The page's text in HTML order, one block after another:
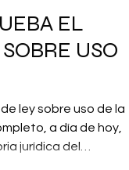
EL
USO
ley sobre uso de la
a día de hoy,
jurídica del